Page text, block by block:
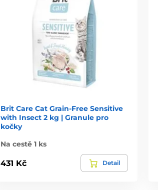
Brit Care Cat Grain-Free Sensitive
with Insect 2 kg | Granule pro
kočky
Na cestě 1 ks
431 Kč Detail